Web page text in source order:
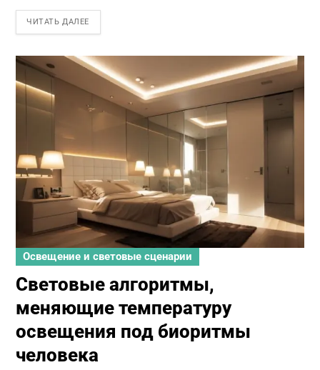
ЧИТАТЬ ДАЛЕЕ
Освещение и световые сценарии
Световые алгоритмы,
меняющие температуру
освещения под биоритмы
человека